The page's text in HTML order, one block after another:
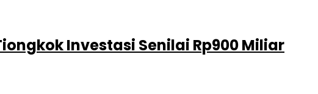
Investasi Senilai Rp900 Miliar